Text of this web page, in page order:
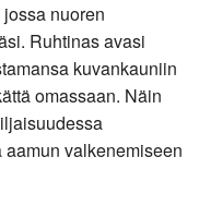
nuoren
Ruhtinas avasi
kuvankauniin
omassaan. Näin
valkenemiseen